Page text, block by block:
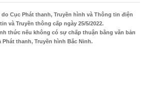
do Cục Phát thanh, Truyền hình và Thông tin điện
và Truyền thông cấp ngày 25/5/2022.
thức nếu không có sự chấp thuận bằng văn bản
Phát thanh, Truyền hình Bắc Ninh.